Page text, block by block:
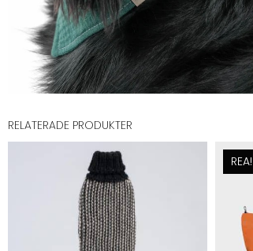
RELATERADE PRODUKTER
REA!